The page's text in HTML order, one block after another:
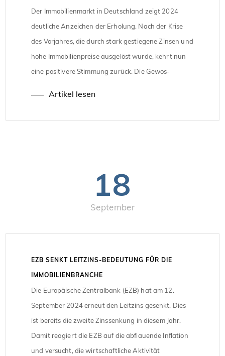
Der Immobilienmarkt in Deutschland zeigt 2024
deutliche Anzeichen der Erholung. Nach der Krise
des Vorjahres, die durch stark gestiegene Zinsen und
hohe Immobilienpreise ausgelöst wurde, kehrt nun
eine positivere Stimmung zurück. Die Gewos-
Artikel lesen
18
September
EZB SENKT LEITZINS-BEDEUTUNG FÜR DIE
IMMOBILIENBRANCHE
Die Europäische Zentralbank (EZB) hat am 12.
September 2024 erneut den Leitzins gesenkt. Dies
ist bereits die zweite Zinssenkung in diesem Jahr.
Damit reagiert die EZB auf die abflauende Inflation
und versucht, die wirtschaftliche Aktivität